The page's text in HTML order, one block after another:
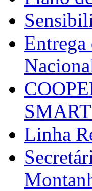
Linha